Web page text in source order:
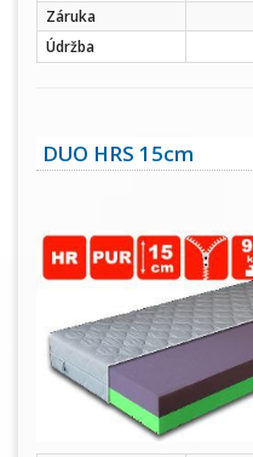
Záruka
Údržba
DUO HRS 15cm